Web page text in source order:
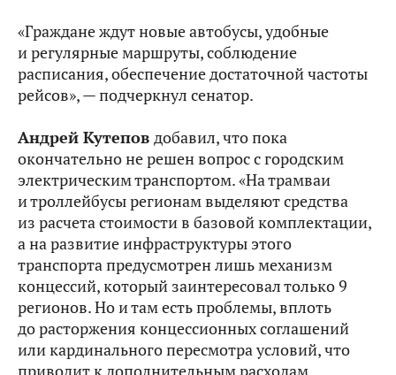
«Граждане ждут новые автобусы, удобные
и регулярные маршруты, соблюдение
расписания, обеспечение достаточной частоты
рейсов», — подчеркнул сенатор.
Андрей Кутепов добавил, что пока
окончательно не решен вопрос с городским
электрическим транспортом. «На трамваи
и троллейбусы регионам выделяют средства
из расчета стоимости в базовой комплектации,
а на развитие инфраструктуры этого
транспорта предусмотрен лишь механизм
концессий, который заинтересовал только 9
регионов. Но и там есть проблемы, вплоть
до расторжения концессионных соглашений
или кардинального пересмотра условий, что